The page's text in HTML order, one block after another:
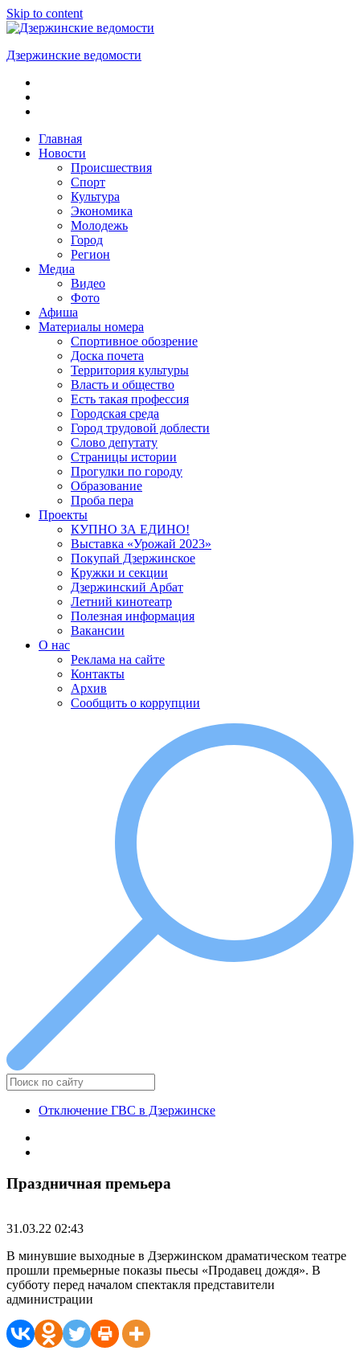
Skip to content
Дзержинские ведомости
ОБЩЕСТВЕННО-
ПОЛИТИЧЕСКАЯ
ГАЗЕТАГлавная
Новости
Происшествия
Спорт
Культура
Экономика
Молодежь
Город
Регион
Медиа
Видео
Фото
Афиша
Материалы номера
Спортивное обозрение
Доска почета
Территория культуры
Власть и общество
Есть такая профессия
Городская среда
Город трудовой доблести
Слово депутату
Страницы истории
Прогулки по городу
Образование
Проба пера
Проекты
КУПНО ЗА ЕДИНО!
Выставка «Урожай 2023»
Покупай Дзержинское
Кружки и секции
Дзержинский Арбат
Летний кинотеатр
Полезная информация
Вакансии
О нас
Реклама на сайте
Контакты
Архив
Сообщить о коррупции
Отключение ГВС в Дзержинске
Праздничная премьера
31.03.22 02:43
В минувшие выходные в Дзержинском драматическом театре
прошли премьерные показы пьесы «Продавец дождя». В
субботу перед началом спектакля представители
администрации